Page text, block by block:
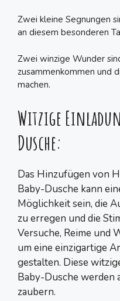
Zwei kleine Segnungen
an diesem besonderen
Zwei winzige Wunder
zusammenkommen und
machen.
Witzige
Dusche:
Das Hinzufügen von
Baby-Dusche kann
Möglichkeit sein, die
zu erregen und die
Versuche, Reime und
um eine einzigartige
gestalten. Diese
Baby-Dusche werden
zaubern.